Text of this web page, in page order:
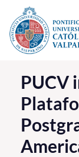
Click acá para ir
La Universidad
Investigación,
PUCV
Vinculación
PUCV